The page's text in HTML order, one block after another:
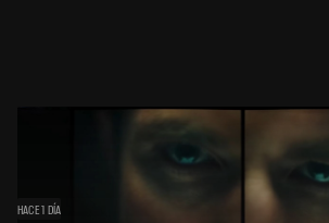
HACE 1 DÍA